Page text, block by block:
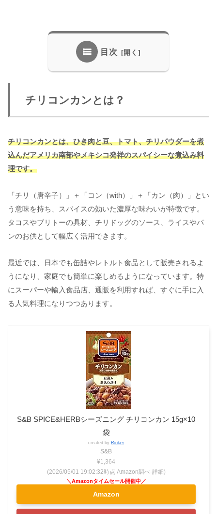
目次
チリコンカンとは？
チリコンカンとは、ひき肉と豆、トマト、チリパウダーを煮
込んだアメリカ南部やメキシコ発祥のスパイシーな煮込み料
理です。
「チリ（唐辛子）」＋「コン（with）」＋「カン（肉）」とい
う意味を持ち、スパイスの効いた濃厚な味わいが特徴です。
タコスやブリトーの具材、チリドッグのソース、ライスやパ
ンのお供として幅広く活用できます。
最近では、日本でも缶詰やレトルト食品として販売されるよ
うになり、家庭でも簡単に楽しめるようになっています。特
にスーパーや輸入食品店、通販を利用すれば、すぐに手に入
る人気料理になりつつあります。
S&B SPICE&HERBシーズニング チリコンカン 15g×10
袋
created by Rinker
S&B
¥1,364
(2026/05/01 19:02:32時点 Amazon調べ-詳細)
Amazon